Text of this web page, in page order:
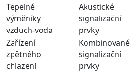
Tepelné
výměníky
vzduch-voda
Akustické
signalizační
prvky
Zařízení
zpětného
chlazení
Kombinované
signalizační
prvky